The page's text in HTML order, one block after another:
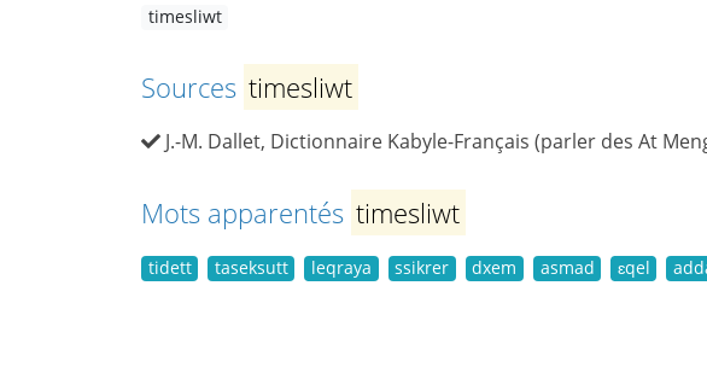
timesliwt
Sources timesliwt
J.-M. Dallet, Dictionnaire Kabyle-Français (parler des At
Mots apparentés timesliwt
tidett taseksutt leqraya ssikrer dxem asmad ɛqel